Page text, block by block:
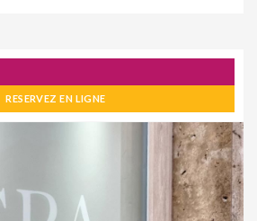
RESERVEZ EN LIGNE